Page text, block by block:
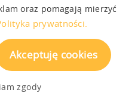
oraz pomagają mierzyć
prywatności.
Akceptuję cookies
zgody